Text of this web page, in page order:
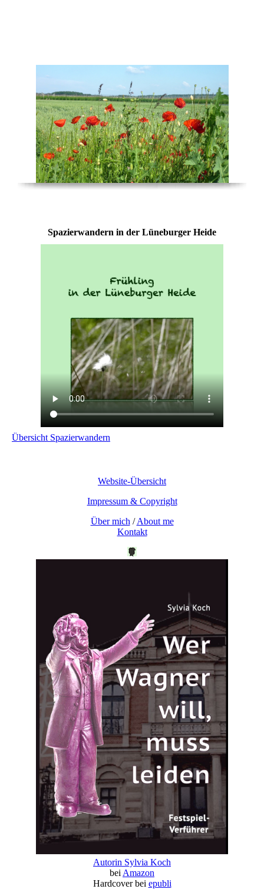
UrlaubsLieben
Spazierwandern in der Lüneburger Heide
Übersicht Spazierwandern
Website-Übersicht
Impressum & Copyright
Über mich /About me
Kontakt
Autorin Sylvia Koch
bei Amazon
Hardcover bei epubli